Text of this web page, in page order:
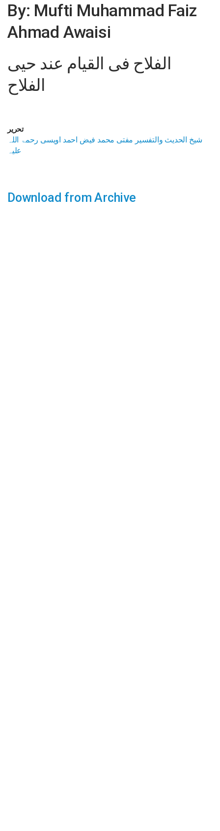
By: Mufti Muhammad Faiz
Ahmad Awaisi
الفلاح فی القیام عند حیی
الفلاح
تحریر
شیخ الحدیث والتفسیر مفتی محمد فیض احمد اویسی رحمۃ اللہ
علیہ
Download from Archive